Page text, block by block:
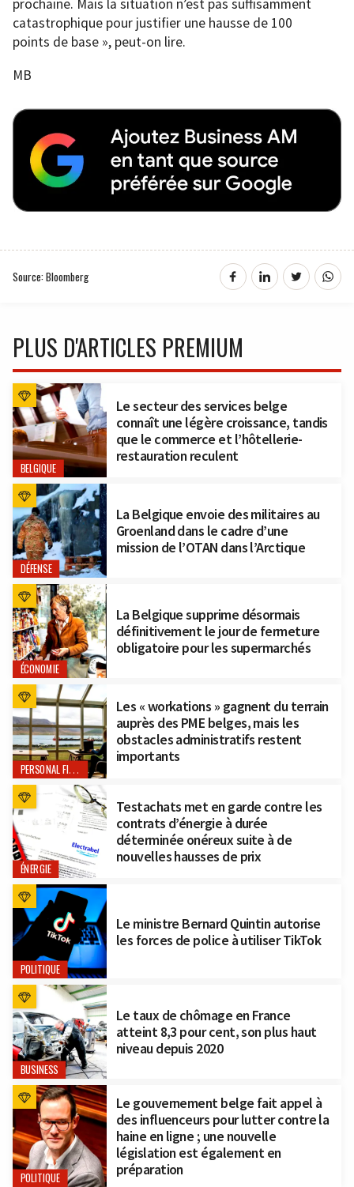
prochaine. Mais la situation n’est pas suffisamment
catastrophique pour justifier une hausse de 100
points de base », peut-on lire.
MB
Source: Bloomberg
PLUS D'ARTICLES PREMIUM
BELGIQUE
Le secteur des services belge
connaît une légère croissance, tandis
que le commerce et l’hôtellerie-
restauration reculent
DÉFENSE
La Belgique envoie des militaires au
Groenland dans le cadre d’une
mission de l’OTAN dans l’Arctique
ÉCONOMIE
La Belgique supprime désormais
définitivement le jour de fermeture
obligatoire pour les supermarchés
PERSONAL FINANCE
Les « workations » gagnent du terrain
auprès des PME belges, mais les
obstacles administratifs restent
importants
ÉNERGIE
Testachats met en garde contre les
contrats d’énergie à durée
déterminée onéreux suite à de
nouvelles hausses de prix
POLITIQUE
Le ministre Bernard Quintin autorise
les forces de police à utiliser TikTok
BUSINESS
Le taux de chômage en France
atteint 8,3 pour cent, son plus haut
niveau depuis 2020
POLITIQUE
Le gouvernement belge fait appel à
des influenceurs pour lutter contre la
haine en ligne ; une nouvelle
législation est également en
préparation